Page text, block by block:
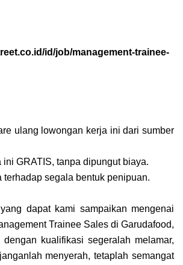
id/job/management-trainee-
ulang lowongan kerja ini dari sumber
ini GRATIS, tanpa dipungut biaya.
terhadap segala bentuk penipuan.
dapat kami sampaikan mengenai
Trainee Sales di Garudafood,
kualifikasi segeralah melamar,
menyerah, tetaplah semangat